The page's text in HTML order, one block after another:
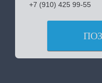
+7 (910) 425 99-55